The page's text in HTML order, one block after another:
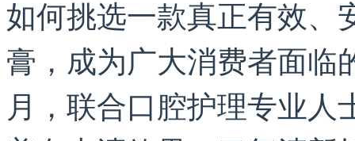
如何挑选一款真正有效、
膏，成为广大消费者面临
月，联合口腔护理专业